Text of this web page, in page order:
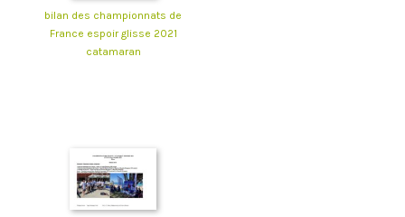
bilan des championnats de
France espoir glisse 2021
catamaran